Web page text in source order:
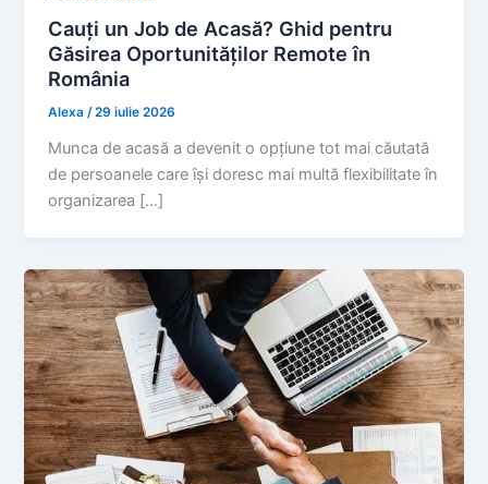
Cauți un Job de Acasă? Ghid pentru
Găsirea Oportunităților Remote în
România
Alexa/29 iulie 2026
Munca de acasă a devenit o opțiune tot mai căutată
de persoanele care își doresc mai multă flexibilitate în
organizarea […]